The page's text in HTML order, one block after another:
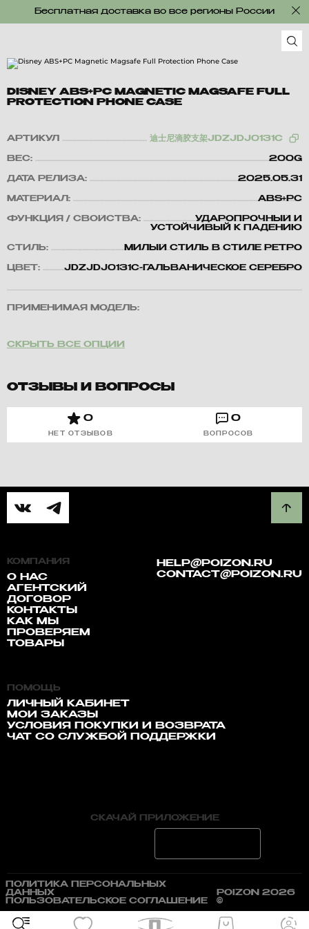
Бесплатная доставка во все регионы России
DISNEY ABS+PC MAGNETIC MAGSAFE FULL
PROTECTION PHONE CASE
АРТИКУЛ 迪士尼滴胶支架JDZJDJ0131C
ВЕС: 200G
ДАТА РЕЛИЗА: 2025.05.31
МАТЕРИАЛ: ABS+PC
ФУНКЦИЯ / СВОЙСТВА:
УДАРОПРОЧНЫЙ И
УСТОЙЧИВЫЙ К ПАДЕНИЮ
СТИЛЬ: МИЛЫЙ СТИЛЬ В СТИЛЕ РЕТРО
ЦВЕТ: JDZJDJ0131C-ГАЛЬВАНИЧЕСКОЕ СЕРЕБРО
ПРИМЕНИМАЯ МОДЕЛЬ:
СКРЫТЬ ВСЕ ОПЦИИ
ОТЗЫВЫ И ВОПРОСЫ
0
НЕТ ОТЗЫВОВ
0
ВОПРОСОВ
КОМПАНИЯ
О НАС
АГЕНТСКИЙ
ДОГОВОР
КОНТАКТЫ
КАК МЫ
ПРОВЕРЯЕМ
ТОВАРЫ
HELP@POIZON.RU
CONTACT@POIZON.RU
ПОМОЩЬ
ЛИЧНЫЙ КАБИНЕТ
МОИ ЗАКАЗЫ
УСЛОВИЯ ПОКУПКИ И ВОЗВРАТА
ЧАТ СО СЛУЖБОЙ ПОДДЕРЖКИ
СКАЧАЙ ПРИЛОЖЕНИЕ
ПОЛИТИКА ПЕРСОНАЛЬНЫХ
ДАННЫХ
ПОЛЬЗОВАТЕЛЬСКОЕ СОГЛАШЕНИЕ
POIZON 2026
©